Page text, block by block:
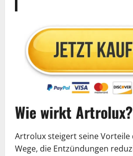
Wie wirkt Artrolux?
Artrolux steigert seine
Wege, die Entzündungen